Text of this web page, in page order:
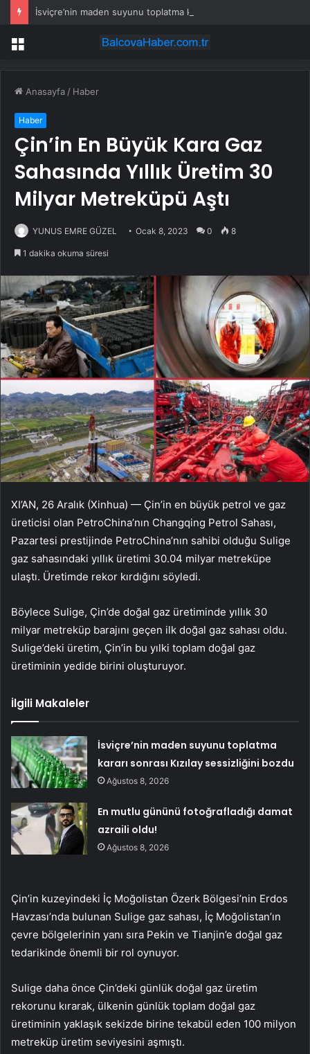
Menü
Anasayfa / Haber
Haber
Çin’in En Büyük Kara Gaz
Sahasında Yıllık Üretim 30
Milyar Metreküpü Aştı
YUNUS EMRE GÜZEL Ocak 8, 2023 0 8
1 dakika okuma süresi
XI’AN, 26 Aralık (Xinhua) — Çin’in en büyük petrol ve gaz
üreticisi olan PetroChina’nın Changqing Petrol Sahası,
Pazartesi prestijinde PetroChina’nın sahibi olduğu Sulige
gaz sahasındaki yıllık üretimi 30.04 milyar metreküpe
ulaştı. Üretimde rekor kırdığını söyledi.
Böylece Sulige, Çin’de doğal gaz üretiminde yıllık 30
milyar metreküp barajını geçen ilk doğal gaz sahası oldu.
Sulige’deki üretim, Çin’in bu yılki toplam doğal gaz
üretiminin yedide birini oluşturuyor.
İlgili Makaleler
İsviçre’nin maden suyunu toplatma
kararı sonrası Kızılay sessizliğini bozdu
Ağustos 8, 2026
En mutlu gününü fotoğrafladığı damat
azraili oldu!
Ağustos 8, 2026
Çin’in kuzeyindeki İç Moğolistan Özerk Bölgesi’nin Erdos
Havzası’nda bulunan Sulige gaz sahası, İç Moğolistan’ın
çevre bölgelerinin yanı sıra Pekin ve Tianjin’e doğal gaz
tedarikinde önemli bir rol oynuyor.
Sulige daha önce Çin’deki günlük doğal gaz üretim
rekorunu kırarak, ülkenin günlük toplam doğal gaz
üretiminin yaklaşık sekizde birine tekabül eden 100 milyon
metreküp üretim seviyesini aşmıştı.